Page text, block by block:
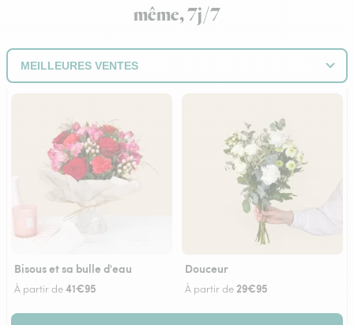
même, 7j/7
Bisous et sa bulle d'eau
À partir de41€95
Douceur
À partir de29€95